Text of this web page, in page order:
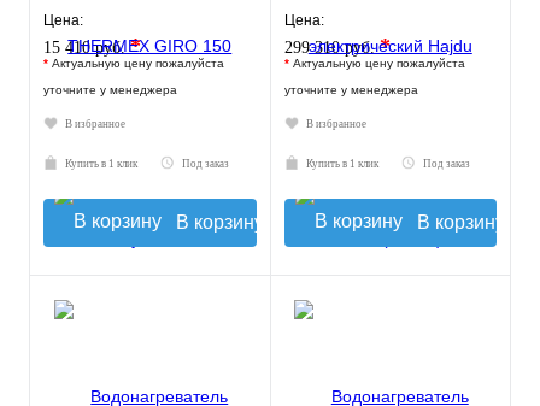
Цена:
15 410 руб.*
* Актуальную цену пожалуйста
уточните у менеджера
В избранное
Купить в 1 клик Под заказ
В корзину
кВт.
Цена:
299 310 руб.*
* Актуальную цену пожалуйста
уточните у менеджера
В избранное
Купить в 1 клик Под заказ
В корзину